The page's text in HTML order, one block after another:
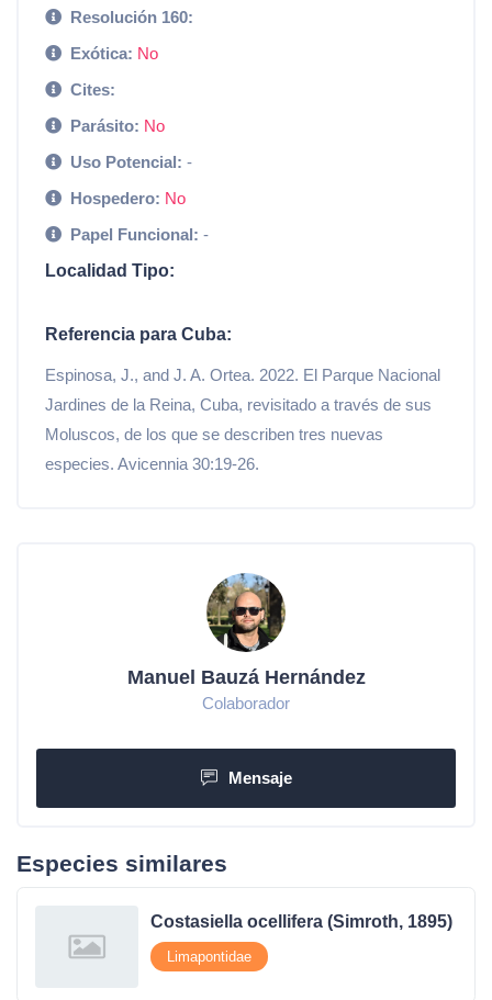
Resolución 160:
Exótica: No
Cites:
Parásito: No
Uso Potencial: -
Hospedero: No
Papel Funcional: -
Localidad Tipo:
Referencia para Cuba:
Espinosa, J., and J. A. Ortea. 2022. El Parque Nacional
Jardines de la Reina, Cuba, revisitado a través de sus
Moluscos, de los que se describen tres nuevas
especies. Avicennia 30:19-26.
Manuel Bauzá Hernández
Colaborador
Mensaje
Especies similares
Costasiella ocellifera (Simroth, 1895)
Limapontidae